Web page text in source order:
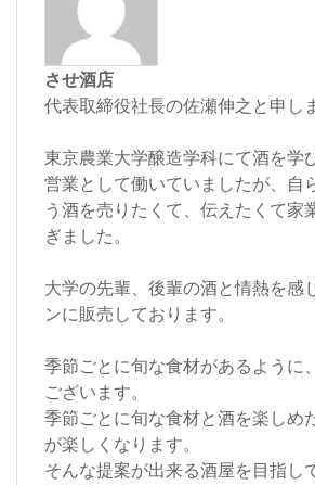
させ酒店
代表取締役社長の佐瀬伸之と申し
東京農業大学醸造学科にて酒を学
営業として働いていましたが、自
う酒を売りたくて、伝えたくて家
ぎました。
大学の先輩、後輩の酒と情熱を感
ンに販売しております。
季節ごとに旬な食材があるように
ございます。
季節ごとに旬な食材と酒を楽しめ
が楽しくなります。
そんな提案が出来る酒屋を目指し